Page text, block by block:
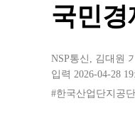
국민경
NSP통신 , 김대원
입력 2026-04-28
#한국산업단지공단